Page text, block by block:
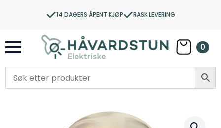
14 DAGERS ÅPENT KJØP RASK LEVERING
0